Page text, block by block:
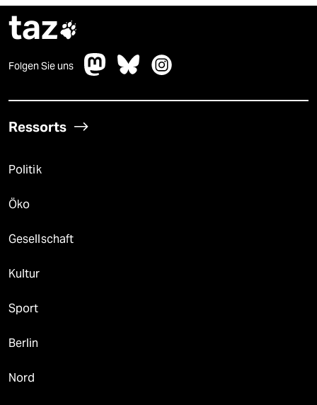
taz
Folgen Sie uns
Ressorts
Politik
Öko
Gesellschaft
Kultur
Sport
Berlin
Nord